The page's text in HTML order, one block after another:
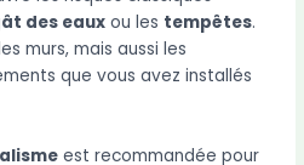
des eaux ou les tempêtes.
murs, mais aussi les
que vous avez installés
est recommandée pour